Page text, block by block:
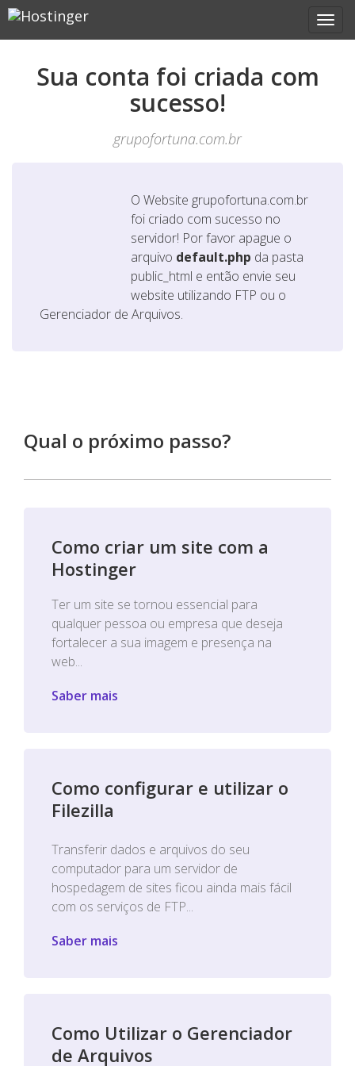
Sua conta foi criada com
sucesso!
grupofortuna.com.br
O Website grupofortuna.com.br
foi criado com sucesso no
servidor! Por favor apague o
arquivo default.php da pasta
public_html e então envie seu
website utilizando FTP ou o
Gerenciador de Arquivos.
Qual o próximo passo?
Como criar um site com a
Hostinger
Ter um site se tornou essencial para
qualquer pessoa ou empresa que deseja
fortalecer a sua imagem e presença na
web...
Saber mais
Como configurar e utilizar o
Filezilla
Transferir dados e arquivos do seu
computador para um servidor de
hospedagem de sites ficou ainda mais fácil
com os serviços de FTP...
Saber mais
Como Utilizar o Gerenciador
de Arquivos